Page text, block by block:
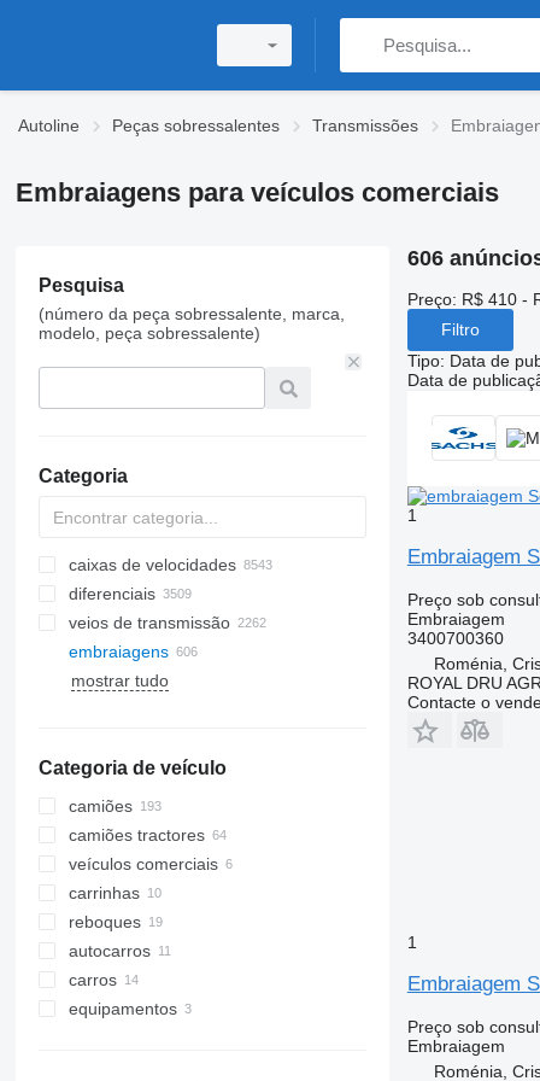
Autoline Peças sobressalentes Transmissões
Embraiagens para veículos comerciais
Pesquisa
(número da peça sobressalente, marca,
modelo, peça sobressalente)
Categoria
caixas de velocidades
diferenciais
veios de transmissão
embraiagens
mostrar tudo
Categoria de veículo
camiões
camiões tractores
veículos comerciais
carrinhas
reboques
autocarros
carros
equipamentos
606
Preço: R$ 410 -
Filtro
Tipo: Data de
Data de
1
Embraiagem
Preço sob
Embraiagem
3400700360
Roménia,
ROYAL DRU
Contacte o
1
Embraiagem
Preço sob
Embraiagem
Roménia,